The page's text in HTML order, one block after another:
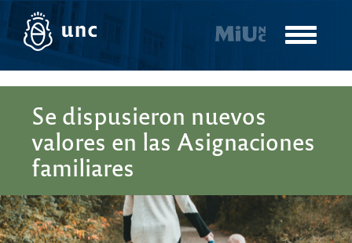
Pasar
contenido
Toggle
Se dispusieron nuevos
valores en las Asignaciones
familiares